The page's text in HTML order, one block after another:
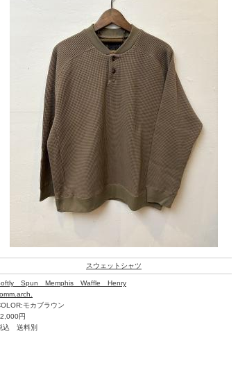
スウェットシャツ
Spun Memphis Waffle Henry
モカブラウン
円
込 送料別